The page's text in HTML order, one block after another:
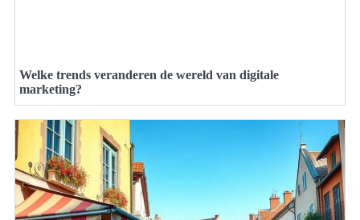
Welke trends veranderen de wereld van digitale
marketing?